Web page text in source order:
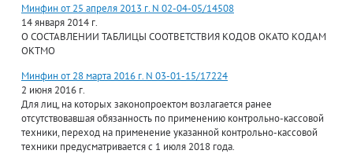
Минфин от 25 апреля 2013 г. N 02-04-05/14508
14 января 2014 г.
О СОСТАВЛЕНИИ ТАБЛИЦЫ СООТВЕТСТВИЯ КОДОВ ОКАТО КОДАМ
ОКТМО
Минфин от 28 марта 2016 г. N 03-01-15/17224
2 июня 2016 г.
Для лиц, на которых законопроектом возлагается ранее
отсутствовавшая обязанность по применению контрольно-кассовой
техники, переход на применение указанной контрольно-кассовой
техники предусматривается с 1 июля 2018 года.